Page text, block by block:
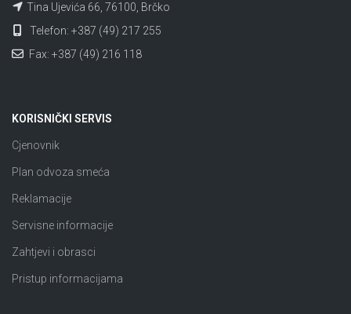
Tina Ujevića 66, 76100, Brčko
Telefon: +387 (49) 217 255
Fax: +387 (49) 216 118
KORISNIČKI SERVIS
Cjenovnik
Plan odvoza smeća
Reklamacije
Servisne informacije
Zahtjevi i obrasci
Pristup informacijama